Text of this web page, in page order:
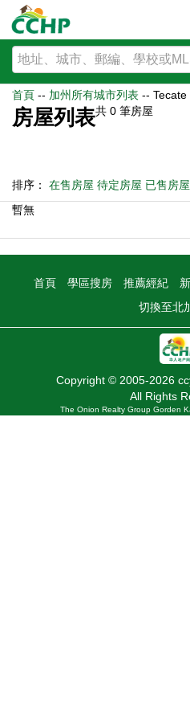
首頁 -- 加州所有城市列表 -- Tecate
房屋列表共 0 筆房屋
排序： 在售房屋 待定房屋 已售房屋
暫無
首頁 學區搜房 推薦經紀
切換至北
Copyright © 2005-2026
All Rights
The Onion Realty Group Gorden